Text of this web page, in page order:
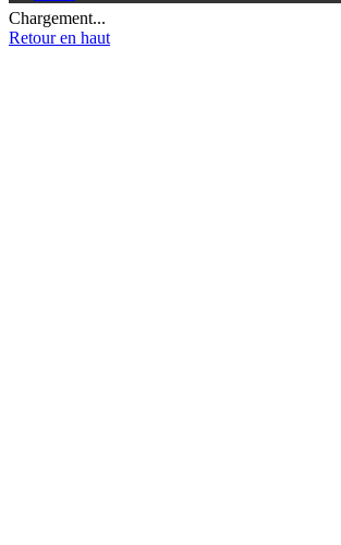
Chargement...
Retour en haut